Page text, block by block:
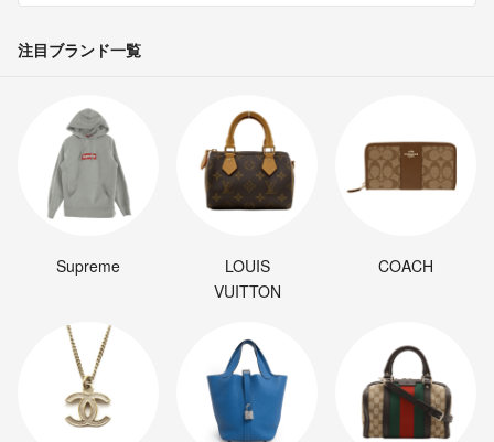
注目ブランド一覧
Supreme
LOUIS
VUITTON
COACH